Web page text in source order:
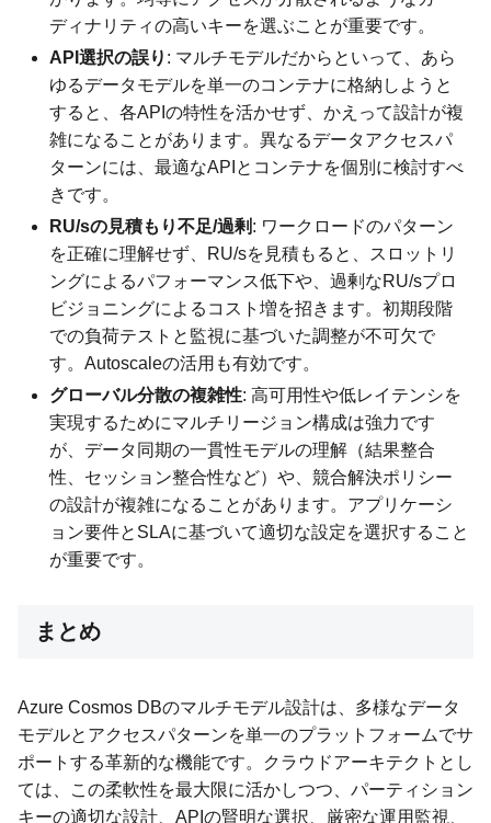
ディナリティの高いキーを選ぶことが重要です。
API選択の誤り : マルチモデルだからといって、あら
ゆるデータモデルを単一のコンテナに格納しようと
すると、各APIの特性を活かせず、かえって設計が複
雑になることがあります。異なるデータアクセスパ
ターンには、最適なAPIとコンテナを個別に検討すべ
きです。
RU/sの見積もり不足/過剰 : ワークロードのパターン
を正確に理解せず、RU/sを見積もると、スロットリ
ングによるパフォーマンス低下や、過剰なRU/sプロ
ビジョニングによるコスト増を招きます。初期段階
での負荷テストと監視に基づいた調整が不可欠で
す。Autoscaleの活用も有効です。
グローバル分散の複雑性: 高可用性や低レイテンシを
実現するためにマルチリージョン構成は強力です
が、データ同期の一貫性モデルの理解（結果整合
性、セッション整合性など）や、競合解決ポリシー
の設計が複雑になることがあります。アプリケーシ
ョン要件とSLAに基づいて適切な設定を選択すること
が重要です。
まとめ
Azure Cosmos DBのマルチモデル設計は、多様なデータ
モデルとアクセスパターンを単一のプラットフォームでサ
ポートする革新的な機能です。クラウドアーキテクトとし
ては、この柔軟性を最大限に活かしつつ、パーティション
キーの適切な設計、APIの賢明な選択、厳密な運用監視、